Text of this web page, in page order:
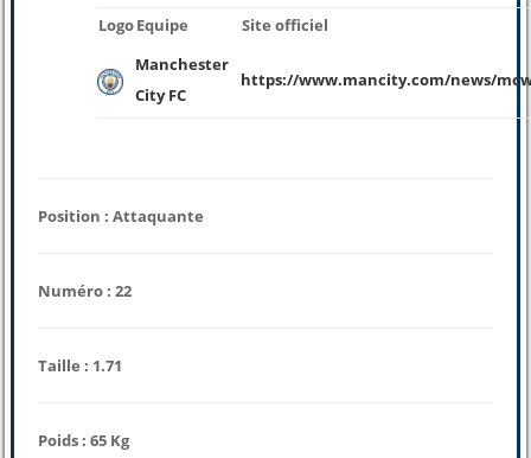
LogoEquipe
Site officiel
Manchester
City FC
https://www.mancity.com/news/
Position : Attaquante
Numéro : 22
Taille : 1.71
Poids : 65 Kg